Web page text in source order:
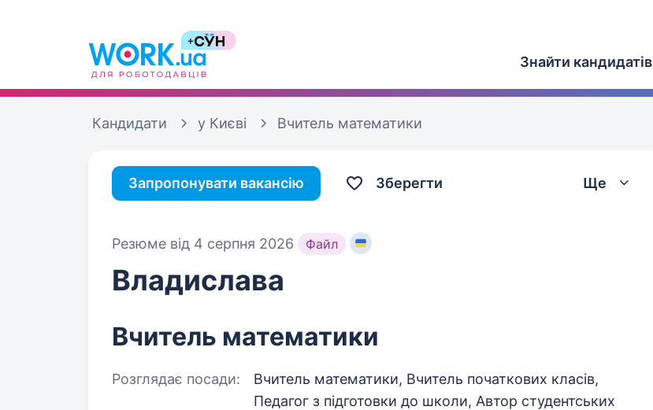
Знайти кандидатів
Кандидати у Києві Вчитель математики
Запропонувати вакансію Зберегти Ще
Резюме від 4 серпня 2026 Файл
Владислава
Вчитель математики
Розглядає посади:
Вчитель математики, Вчитель початкових класів,
Педагог з підготовки до школи, Автор студентських